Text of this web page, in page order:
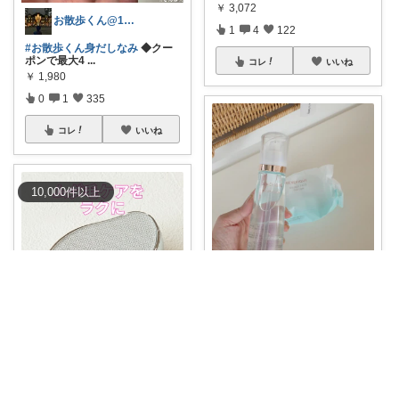
10,000件以上
お散歩くん@1日1万歩歩く人
#お散歩くん身だしなみ ◆クー
ポンで最大4 ...
￥ 1,980
0 1 335
コレ いいね
￥ 3,072
1 4 122
コレ いいね